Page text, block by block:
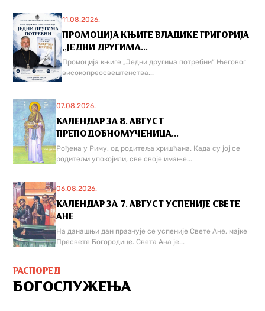
11.08.2026.
ПРОМОЦИЈА КЊИГЕ ВЛАДИКЕ ГРИГОРИЈА
,,ЈЕДНИ ДРУГИМА...
Промоција књиге „Једни другима потребни“ Његовог
високопреосвештенства...
07.08.2026.
КАЛЕНДАР ЗА 8. АВГУСТ
ПРЕПОДОБНОМУЧЕНИЦА...
Рођена у Риму, од родитеља хришћана. Када су јој се
родитељи упокојили, све своје имање...
06.08.2026.
КАЛЕНДАР ЗА 7. АВГУСТ УСПЕНИЈЕ СВЕТЕ
АНЕ
На данашњи дан празнује се успеније Свете Ане, мајке
Пресвете Богородице. Света Ана је...
РАСПОРЕД
БОГОСЛУЖЕЊА